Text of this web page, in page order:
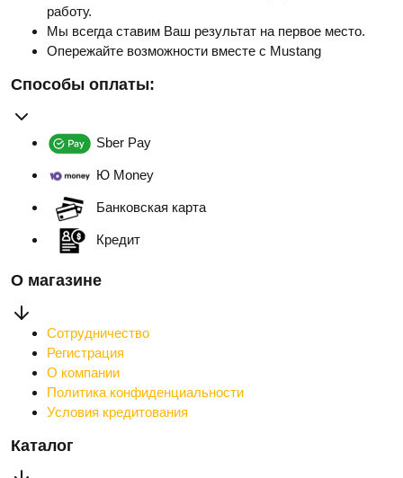
работу.
Мы всегда ставим Ваш результат на первое место.
Опережайте возможности вместе с Mustang
Способы оплаты:
Sber Pay
Ю Money
Банковская карта
Кредит
О магазине
Сотрудничество
Регистрация
О компании
Политика конфиденциальности
Условия кредитования
Каталог